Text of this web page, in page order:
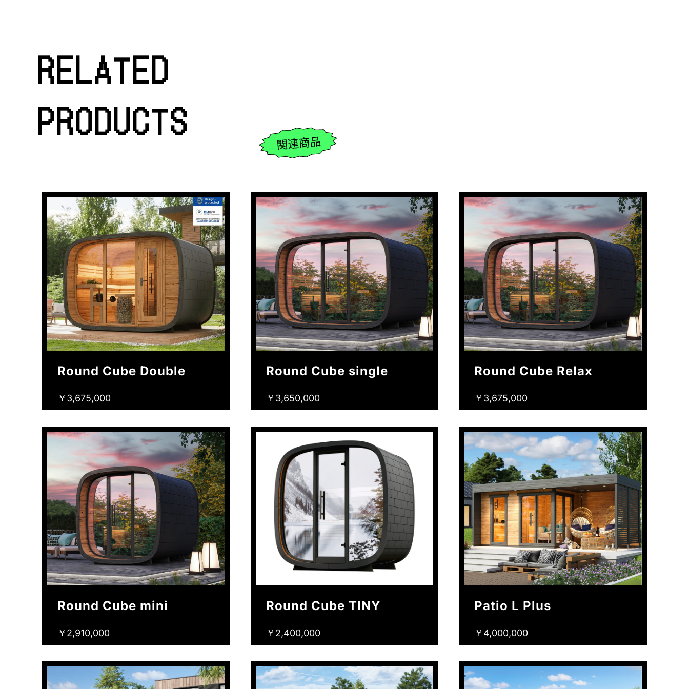
RELATED
PRODUCTS
Round Cube Double
￥3,675,000
Round Cube single
￥3,650,000
Round Cube Relax
￥3,675,000
Round Cube mini
￥2,910,000
Round Cube TINY
￥2,400,000
Patio L Plus
￥4,000,000